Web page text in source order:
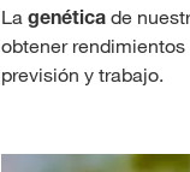
La genética de
obtener
previsión y trabajo.